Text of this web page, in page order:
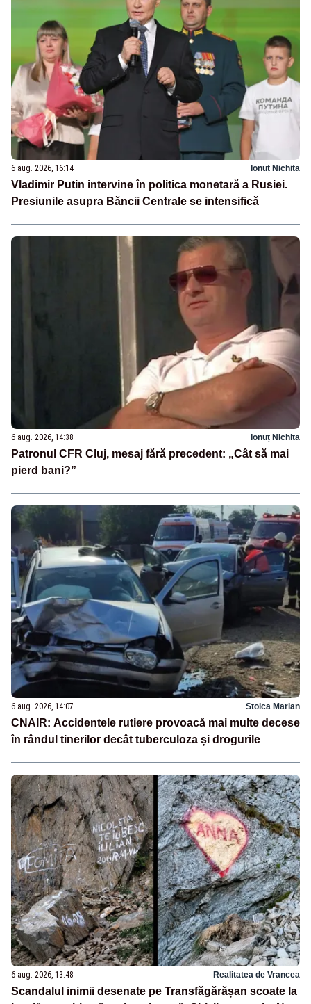
6 aug. 2026, 16:14 Ionuț Nichita
Vladimir Putin intervine în politica monetară a Rusiei.
Presiunile asupra Băncii Centrale se intensifică
6 aug. 2026, 14:38 Ionuț Nichita
Patronul CFR Cluj, mesaj fără precedent: „Cât să mai
pierd bani?”
6 aug. 2026, 14:07 Stoica Marian
CNAIR: Accidentele rutiere provoacă mai multe decese
în rândul tinerilor decât tuberculoza și drogurile
6 aug. 2026, 13:48 Realitatea de Vrancea
Scandalul inimii desenate pe Transfăgărășan scoate la